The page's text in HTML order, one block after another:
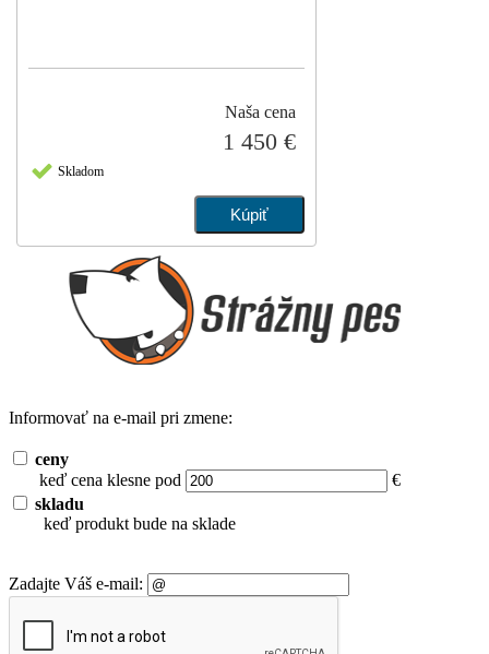
Naša cena
1 450 €
Skladom
Informovať na e-mail pri zmene:
ceny
keď cena klesne pod
€
skladu
keď produkt bude na sklade
Zadajte Váš e-mail: